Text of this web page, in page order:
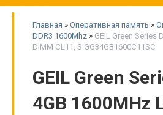
Главная » Оперативная память »
DDR3 1600Mhz » GEIL Green Series
DIMM CL11, S GG34GB1600C11SC
GEIL Green
4GB 1600MHz